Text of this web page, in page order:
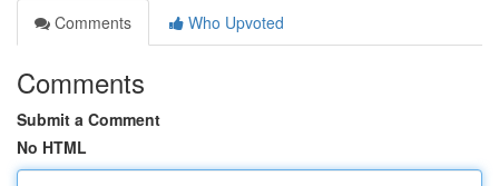
Comments
Who Upvoted
Comments
Submit a Comment
No HTML